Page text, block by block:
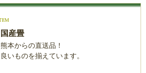
国産畳
熊本からの直送品！
良いものを揃えています。